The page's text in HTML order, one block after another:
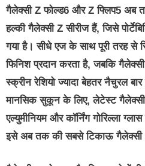
गैलेक्सी Z फोल्ड6 और Z फ्लिप5 अब
हल्की गैलेक्सी Z सीरीज हैं, जिसे
गया है। सीधे एज के साथ पूरी तरह से
फिनिश प्रदान करता है, जबकि
स्क्रीन रेशियो ज्यादा बेहतर नैचुरल
मानसिक सुकून के लिए, लेटेस्‍ट गैलेक्सी
एल्युमीनियम और कॉर्निंग गोरिल्ला
इसे अब तक की सबसे टिकाऊ गैलेक्सी